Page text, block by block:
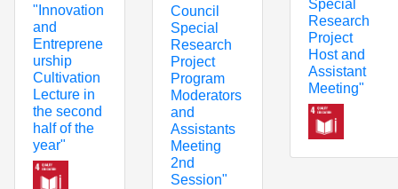
"Innovation
and
Entreprene
urship
Cultivation
Lecture in
the second
half of the
year"
Council
Special
Research
Project
Program
Moderators
and
Assistants
Meeting
2nd
Session"
Special
Research
Project
Host and
Assistant
Meeting"